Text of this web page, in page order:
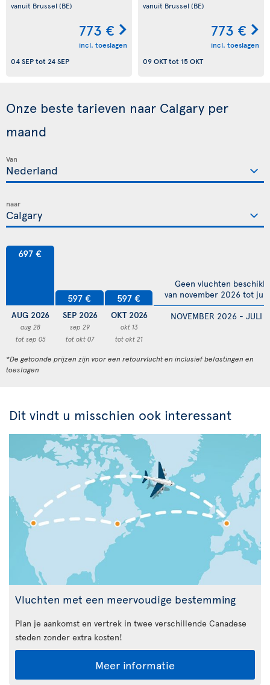
vanuit Brussel (BE)
773 €
incl. toeslagen
04 SEPtot 24 SEP
vanuit Brussel (BE)
773 €
incl. toeslagen
09 OKTtot 15 OKT
Onze beste tarieven naar Calgary per
maand
Van
naar
697 €
AUG 2026
aug 28
tot sep 05
597 €
SEP 2026
sep 29
tot okt 07
597 €
OKT 2026
okt 13
tot okt 21
NOVEMBER 2026 - JULI
Geen vluchten
van november 2026 tot
*De getoonde prijzen zijn voor een retourvlucht en inclusief belastingen en
toeslagen
Dit vindt u misschien ook interessant
Vluchten met een meervoudige bestemming
Plan je aankomst en vertrek in twee verschillende Canadese
steden zonder extra kosten!
Meer informatie